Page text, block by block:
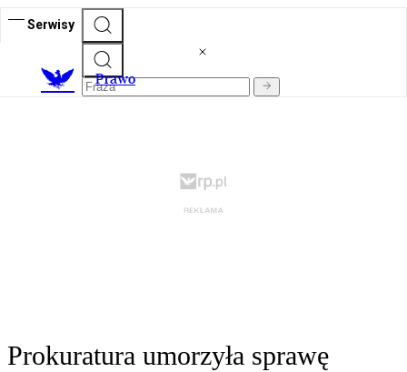
Serwisy
Prawo
Prokuratura umorzyła sprawę